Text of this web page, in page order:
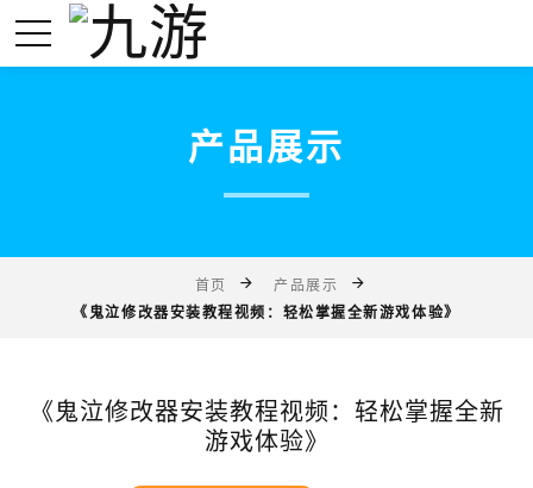
产品展示
首页 产品展示
《鬼泣修改器安装教程视频：轻松掌握全新游戏体验》
《鬼泣修改器安装教程视频：轻松掌握全新
游戏体验》